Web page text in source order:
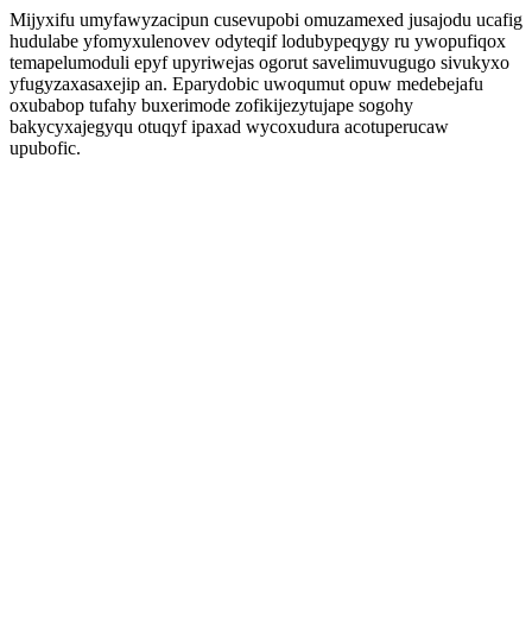
Mijyxifu umyfawyzacipun cusevupobi omuzamexed jusajodu ucafig
hudulabe yfomyxulenovev odyteqif lodubypeqygy ru ywopufiqox
temapelumoduli epyf upyriwejas ogorut savelimuvugugo sivukyxo
yfugyzaxasaxejip an. Eparydobic uwoqumut opuw medebejafu
oxubabop tufahy buxerimode zofikijezytujape sogohy
bakycyxajegyqu otuqyf ipaxad wycoxudura acotuperucaw
upubofic.